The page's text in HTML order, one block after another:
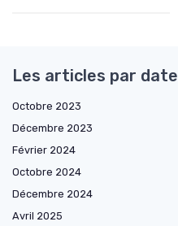
Les articles par date
Octobre 2023
Décembre 2023
Février 2024
Octobre 2024
Décembre 2024
Avril 2025